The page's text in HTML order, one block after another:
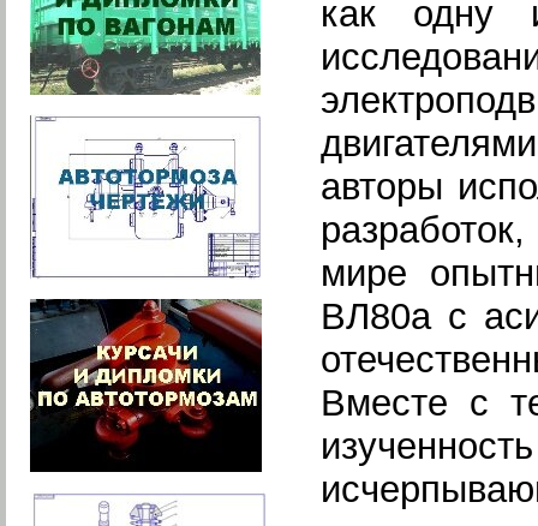
как одну
авторы
мире
ВЛ80а с
Вместе с